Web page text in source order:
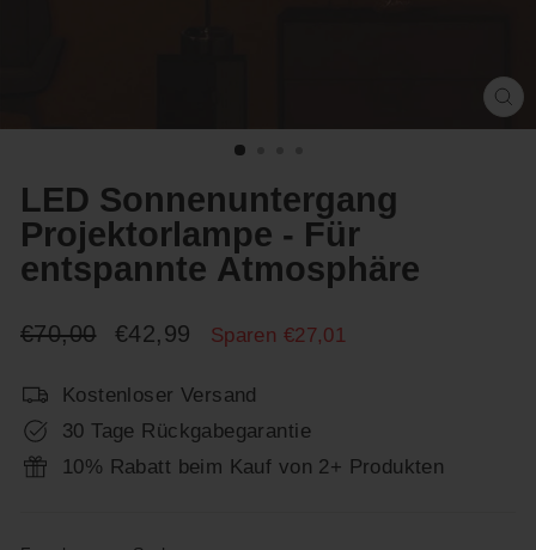
LED Sonnenuntergang
Projektorlampe - Für
entspannte Atmosphäre
Normaler
€70,00 Sonderpreis
€42,99 Sparen €27,01
Kostenloser Versand
30 Tage Rückgabegarantie
10% Rabatt beim Kauf von 2+ Produkten